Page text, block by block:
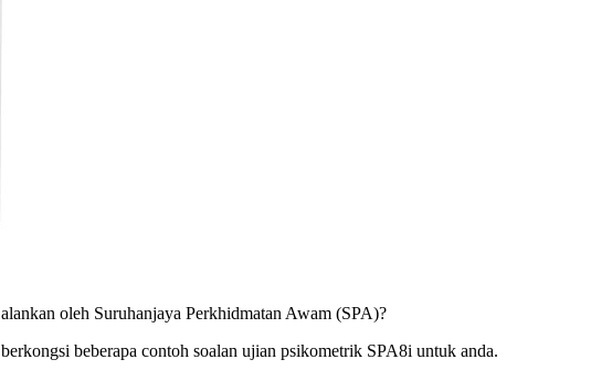
oleh Suruhanjaya Perkhidmatan Awam (SPA)?
beberapa contoh soalan ujian psikometrik SPA8i untuk anda.